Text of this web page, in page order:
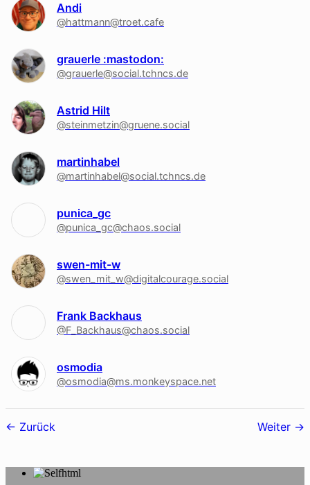
Andi
@hattmann@troet.cafe
grauerle :mastodon:
@grauerle@social.tchncs.de
Astrid Hilt
@steinmetzin@gruene.social
martinhabel
@martinhabel@social.tchncs.de
punica_gc
@punica_gc@chaos.social
swen-mit-w
@swen_mit_w@digitalcourage.social
Frank Backhaus
@F_Backhaus@chaos.social
osmodia
@osmodia@ms.monkeyspace.net
Follower-
Zurück Weiter